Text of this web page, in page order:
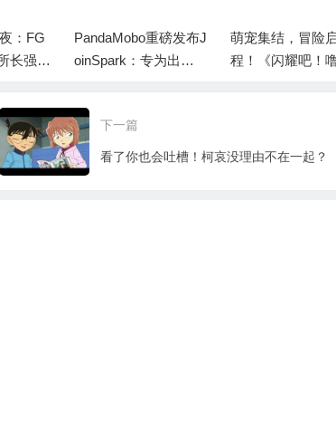
：FG
长强度
PandaMobo重磅发布J
oinSpark：专为出海
具
萌宠集结，冒险
程！《闪耀吧！
下一篇
看了你也会吐槽！柯哀没理由不在一起？